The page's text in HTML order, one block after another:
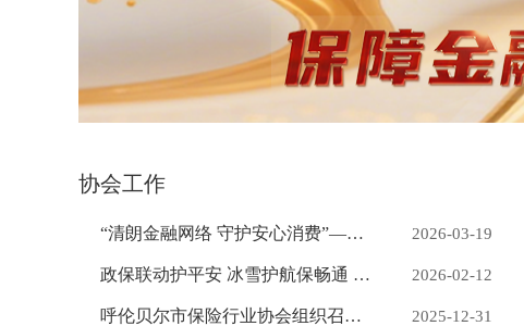
协会工作
“清朗金融网络 守护安心消费”——呼伦贝尔市保险行业协会开展“3˙15”金融消费者权益保护教育宣传活动 2026-03-19
政保联动护平安 冰雪护航保畅通 —-呼伦贝尔保险行业开展冬季道路除冰防灾物资捐赠行动 2026-02-12
呼伦贝尔市保险行业协会组织召开车险自律工作交流会议 2025-12-31